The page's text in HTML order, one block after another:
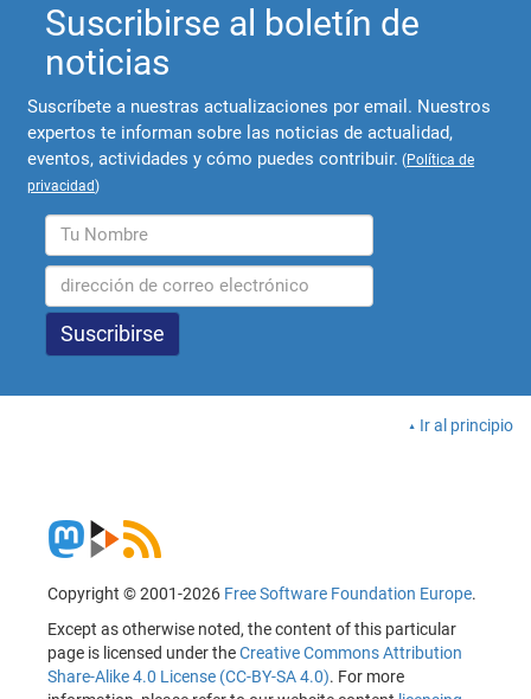
Suscribirse al boletín de
noticias
Suscríbete a nuestras actualizaciones por email. Nuestros
expertos te informan sobre las noticias de actualidad,
eventos, actividades y cómo puedes contribuir. (Política de
privacidad)
Ir al principio
Copyright © 2001-2026 Free Software Foundation Europe.
Except as otherwise noted, the content of this particular
page is licensed under theCreative Commons Attribution
Share-Alike 4.0 License (CC-BY-SA 4.0). For more